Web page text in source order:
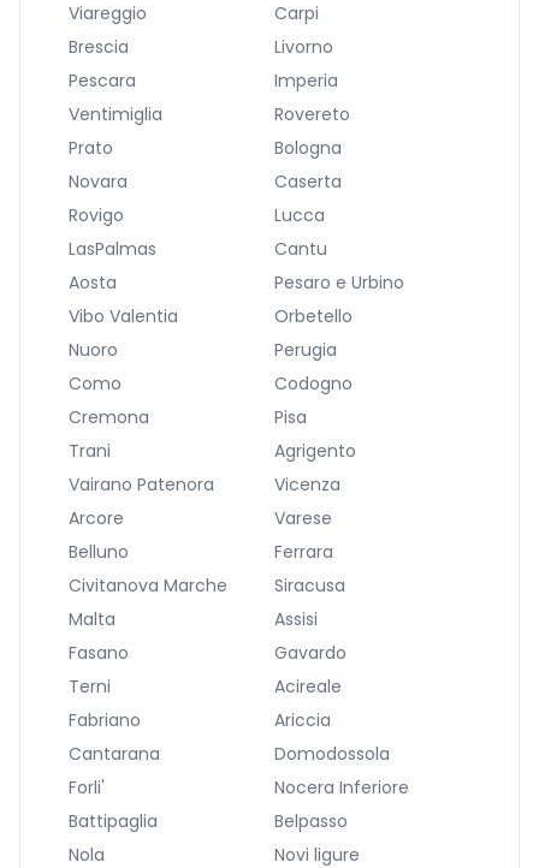
Viareggio
Carpi
Brescia
Livorno
Pescara
Imperia
Ventimiglia
Rovereto
Prato
Bologna
Novara
Caserta
Rovigo
Lucca
LasPalmas
Cantu
Aosta
Pesaro e Urbino
Vibo Valentia
Orbetello
Nuoro
Perugia
Como
Codogno
Cremona
Pisa
Trani
Agrigento
Vairano Patenora
Vicenza
Arcore
Varese
Belluno
Ferrara
Civitanova Marche
Siracusa
Malta
Assisi
Fasano
Gavardo
Terni
Acireale
Fabriano
Ariccia
Cantarana
Domodossola
Forli'
Nocera Inferiore
Battipaglia
Belpasso
Nola
Novi ligure